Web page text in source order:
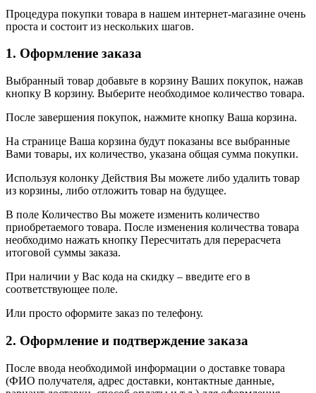
Процедура покупки товара в нашем интернет-магазине очень
проста и состоит из нескольких шагов.
1. Оформление заказа
Выбранный товар добавьте в корзину Ваших покупок, нажав
кнопку В корзину. Выберите необходимое количество товара.
После завершения покупок, нажмите кнопку Ваша корзина.
На странице Ваша корзина будут показаны все выбранные
Вами товары, их количество, указана общая сумма покупки.
Используя колонку Действия Вы можете либо удалить товар
из корзины, либо отложить товар на будущее.
В поле Количество Вы можете изменить количество
приобретаемого товара. После изменения количества товара
необходимо нажать кнопку Пересчитать для перерасчета
итоговой суммы заказа.
При наличии у Вас кода на скидку – введите его в
соответствующее поле.
Или просто оформите заказ по телефону.
2. Оформление и подтверждение заказа
После ввода необходимой информации о доставке товара
(ФИО получателя, адрес доставки, контактные данные,